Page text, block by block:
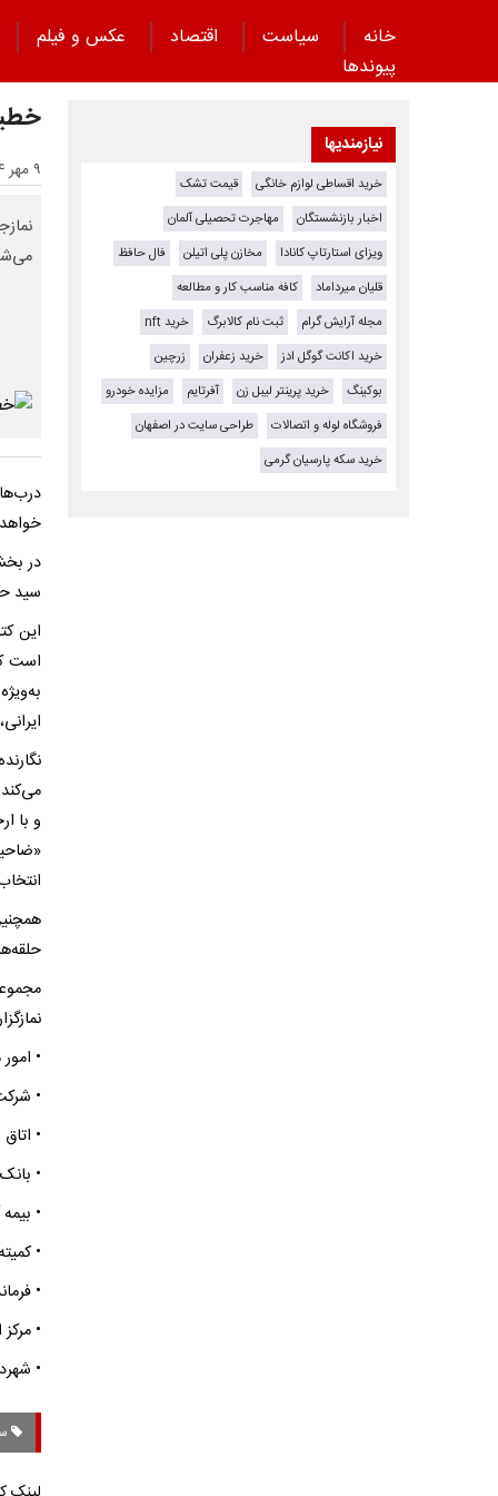
خانه سیاست اقتصاد عکس و فیلم
پیوند‌ها
۹ مهر ۱۴۰۴ - ۲۰:۳۷
در
سید
این
است
و با
•
•
•
•
•
•
•
•
•
نیازمندیها
خرید اقساطی لوازم خانگی
قیمت تشک
اخبار بازنشستگان
مهاجرت تحصیلی آلمان
ویزای استارتاپ کانادا
مخازن پلی اتیلن
فال حافظ
قلیان میرداماد
کافه مناسب کار و مطالعه
مجله آرایش گرام
ثبت نام کالابرگ
خرید nft
خرید اکانت گوگل ادز
خرید زعفران
زرچین
بوکینگ
خرید پرینتر لیبل زن آفرتایم
مزایده خودرو
فروشگاه لوله و اتصالات
طراحی سایت در اصفهان
خرید سکه پارسیان گرمی